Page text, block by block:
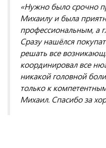
«Нужно было срочно
Михаилу и была
профессиональным, а
Сразу нашёлся
решать все
координировал все
никакой головной
только к
Михаил. Спасибо за